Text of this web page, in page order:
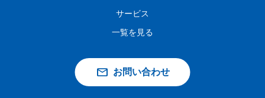
サービス
一覧を見る
お問い合わせ